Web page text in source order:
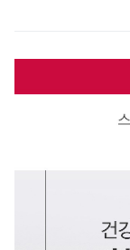
果。清爽的質地能